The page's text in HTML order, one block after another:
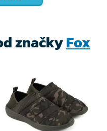
značkyFox